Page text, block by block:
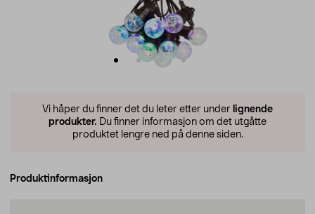
Vi håper du finner det du leter etter under lignende
produkter. Du finner informasjon om det utgåtte
produktet lengre ned på denne siden.
Produktinformasjon